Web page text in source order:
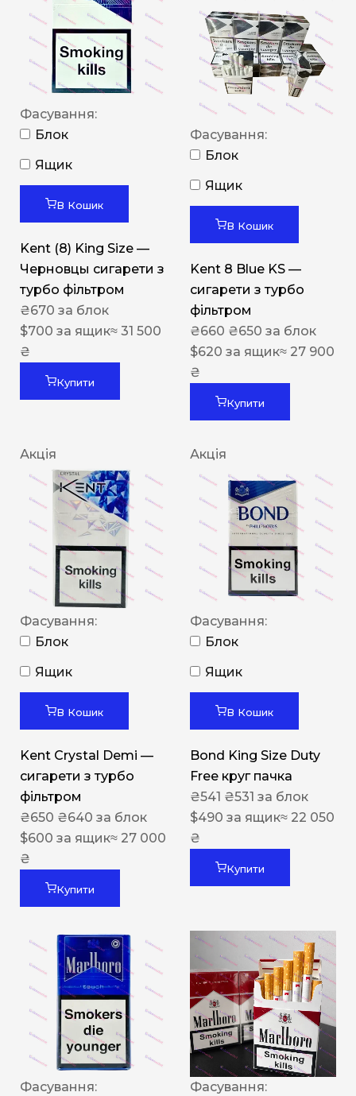
Фасування:
Блок
Ящик
В Кошик
Kent (8) King Size —
Черновцы сигарети з
турбо фільтром
₴670 за блок
$700 за ящик≈ 31 500
₴
Купити
Фасування:
Блок
Ящик
В Кошик
Kent 8 Blue KS —
сигарети з турбо
фільтром
₴660 ₴650 за блок
$620 за ящик≈ 27 900
₴
Купити
Акція
Фасування:
Блок
Ящик
В Кошик
Kent Crystal Demi —
сигарети з турбо
фільтром
₴650 ₴640 за блок
$600 за ящик≈ 27 000
₴
Купити
Акція
Фасування:
Блок
Ящик
В Кошик
Bond King Size Duty
Free круг пачка
₴541 ₴531 за блок
$490 за ящик≈ 22 050
₴
Купити
Фасування:
Фасування: